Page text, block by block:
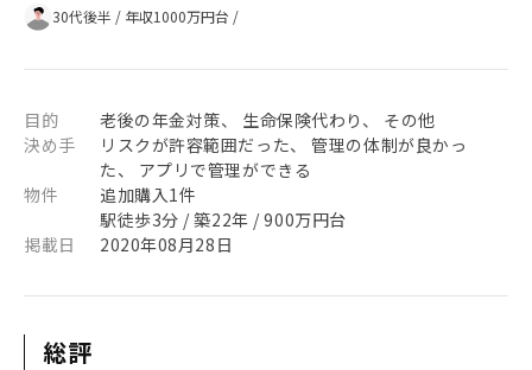
30代後半 / 年収1000万円台 /
目的
老後の年金対策、 生命保険代わり、 その他
決め手
リスクが許容範囲だった、 管理の体制が良かっ
た、 アプリで管理ができる
物件
追加購入1件
駅徒歩3分 / 築22年 / 900万円台
掲載日
2020年08月28日
総評